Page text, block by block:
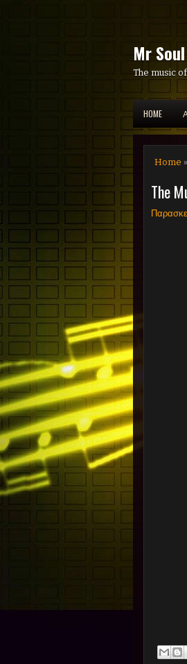
Mr
The music
HOME
Home
The